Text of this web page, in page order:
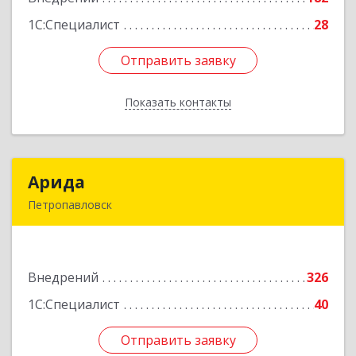
1С:Специалист
28
Отправить заявку
Показать контакты
Отправить заявку
Назад
Арида
Петропавловск
Внедрений
326
1С:Специалист
40
Отправить заявку
Подробнее
Отправить заявку